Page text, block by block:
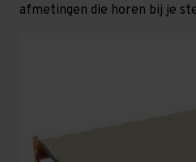
afmetingen die horen bij je